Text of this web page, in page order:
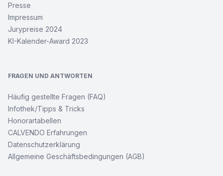
Presse
Impressum
Jurypreise 2024
KI-Kalender-Award 2023
FRAGEN UND ANTWORTEN
Häufig gestellte Fragen (FAQ)
Infothek/Tipps & Tricks
Honorartabellen
CALVENDO Erfahrungen
Datenschutzerklärung
Allgemeine Geschäftsbedingungen (AGB)